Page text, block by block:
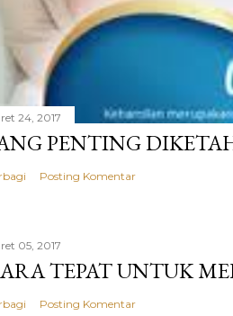
24, 2017
PENTING
Posting Komentar
05, 2017
TEPAT UNTUK
Posting Komentar